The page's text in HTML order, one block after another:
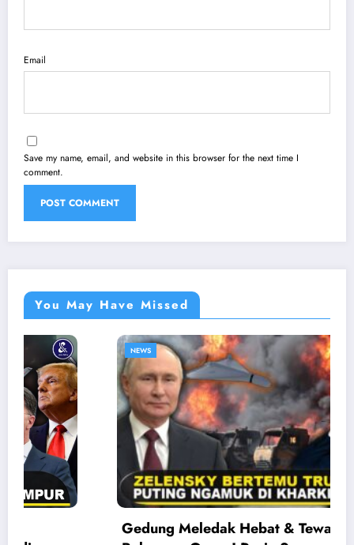
Email
Save my name, email, and website in this browser for the next time I
comment.
You May Have Missed
NEWS
Gedung Meledak Hebat & Tewaskan